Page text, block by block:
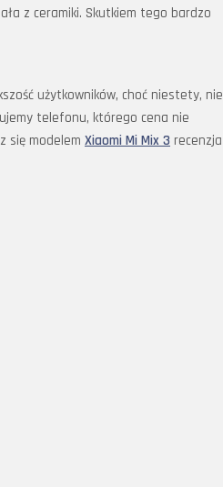
z ceramiki. Skutkiem tego bardzo
użytkowników, choć niestety, nie
telefonu, którego cena nie
się modelem Xiaomi Mi Mix 3 recenzja